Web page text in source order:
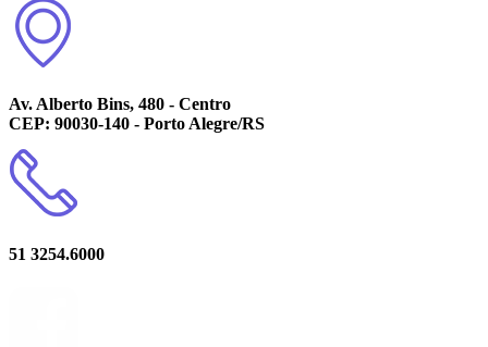
Av. Alberto Bins, 480 - Centro
CEP: 90030-140 - Porto Alegre/RS
51 3254.6000